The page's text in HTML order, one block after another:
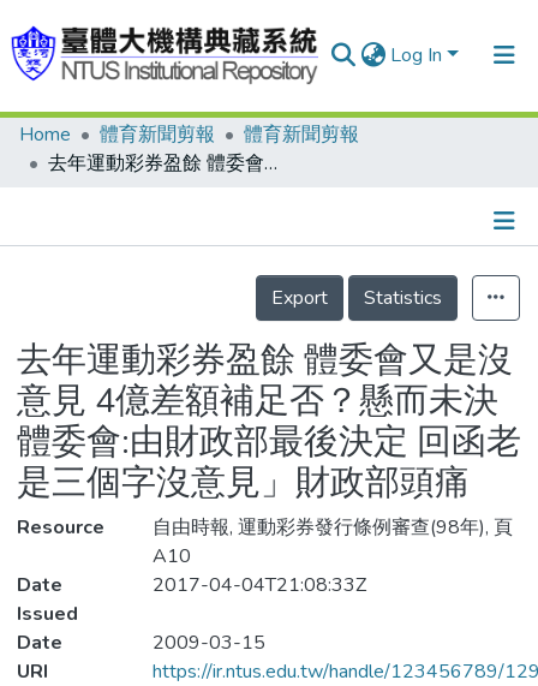
Log In
Communities & Collections
Statistics
Home 體育新聞剪報
體育新聞剪報
去年運動彩券盈餘 體委會又是沒意見 4億差額補足否？懸而未決 體委會:由財政部最後決定 回函老是三個字沒意見」財政部頭痛
Details
Export
Statistics
去年運動彩券盈餘 體委會又是沒
意見 4億差額補足否？懸而未決
體委會:由財政部最後決定 回函老
是三個字沒意見」財政部頭痛
Resource
自由時報, 運動彩券發行條例審查(98年), 頁
A10
Date
Issued
2017-04-04T21:08:33Z
Date
2009-03-15
URI
https://ir.ntus.edu.tw/handle/123456789/